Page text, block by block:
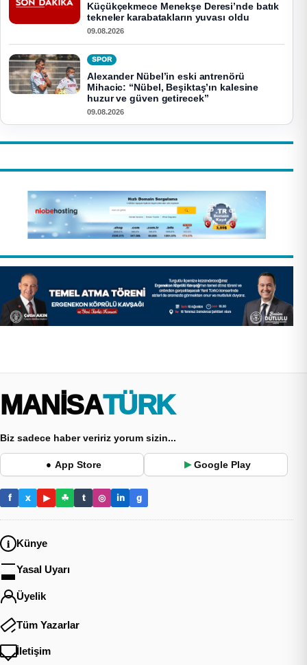
Küçükçekmece Menekşe Deresi’nde batık
tekneler karabatakların yuvası oldu
09.08.2026
SPOR
Alexander Nübel’in eski antrenörü
Mihacic: “Nübel, Beşiktaş’ın kalesine
huzur ve güven getirecek”
09.08.2026
MANİSA TÜRK
Biz sadece haber veririz yorum sizin...
● App Store ▶ Google Play
f x ▶ ☘ t ◎ in g
Künye
Yasal Uyarı
Üyelik
Tüm Yazarlar
İletişim